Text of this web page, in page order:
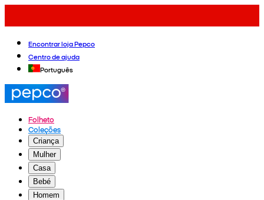
Encontrar loja Pepco
Centro de ajuda
Português
Folheto
Coleções
Criança
Mulher
Casa
Bebé
Homem